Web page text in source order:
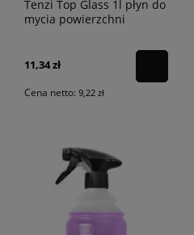
Tenzi Top Glass 1l płyn do
mycia powierzchni
11,34 zł
Cena netto: 9,22 zł